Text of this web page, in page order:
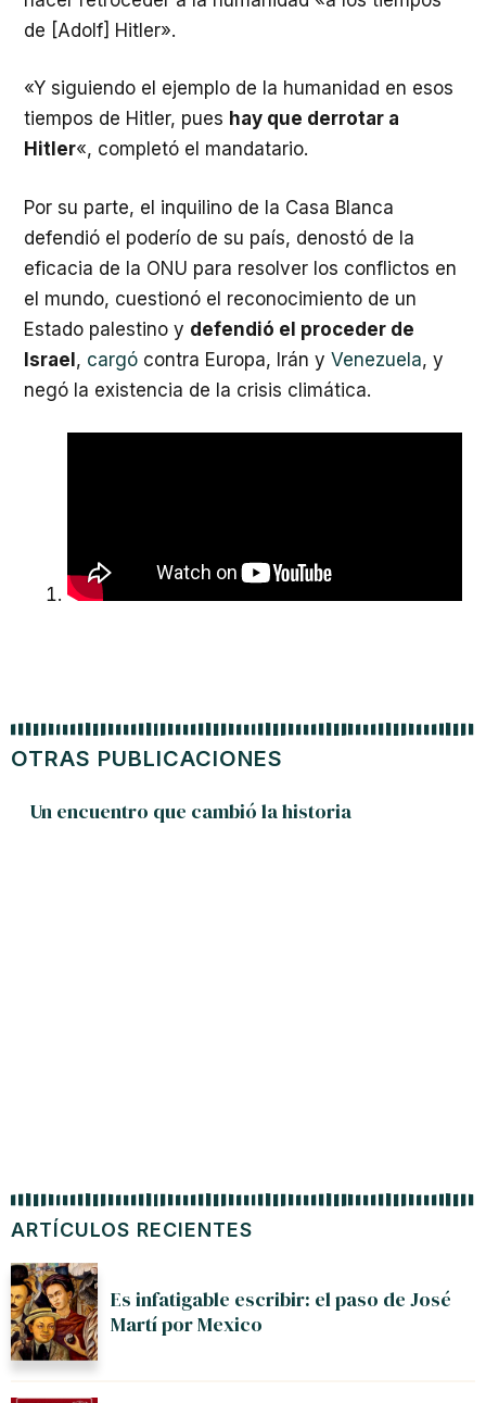
de [Adolf] Hitler».
«Y siguiendo el ejemplo de la humanidad en esos
tiempos de Hitler, pues hay que derrotar a
Hitler«, completó el mandatario.
Por su parte, el inquilino de la Casa Blanca
defendió el poderío de su país, denostó de la
eficacia de la ONU para resolver los conflictos en
el mundo, cuestionó el reconocimiento de un
Estado palestino y defendió el proceder de
Israel, cargó contra Europa, Irán y Venezuela, y
negó la existencia de la crisis climática.
ARTÍCULOS RECIENTES
Es infatigable escribir: el paso de José
Martí por Mexico
OTRAS PUBLICACIONES
Un encuentro que cambió la historia